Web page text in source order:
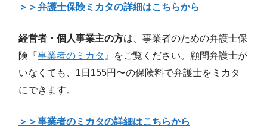
＞＞弁護士保険ミカタの詳細はこちらから
経営者・個人事業主の方は、事業者のための弁護士保
険『事業者のミカタ 』をご覧ください。顧問弁護士が
いなくても、1日155円〜の保険料で弁護士をミカタ
にできます。
＞＞事業者のミカタの詳細はこちらから